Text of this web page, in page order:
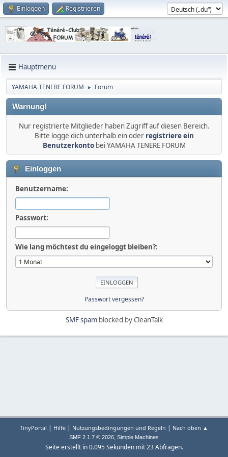
Einloggen Registrieren
Hauptmenü
YAMAHA TENERE FORUM ► Forum
Warnung!
Nur registrierte Mitglieder haben Zugriff auf diesen Bereich.
Bitte logge dich unterhalb ein oder registriere ein
Benutzerkontobei YAMAHA TENERE FORUM
Einloggen
Benutzername:
Passwort:
Wie lang möchtest du eingeloggt bleiben?:
Passwort vergessen?
SMF spamblocked by CleanTalk
TinyPortal | Hilfe | Nutzungsbedingungen und Regeln | Nach oben ▲
SMF 2.1.7 © 2026, Simple Machines
Seite erstellt in 0.095 Sekunden mit 23 Abfragen.